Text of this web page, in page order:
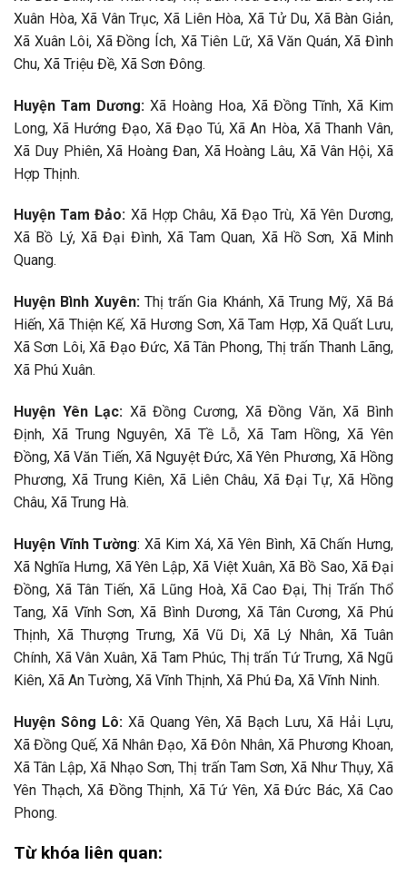
Xuân Hòa, Xã Vân Trục, Xã Liên Hòa, Xã Tử Du, Xã Bàn Giản,
Xã Xuân Lôi, Xã Đồng Ích, Xã Tiên Lữ, Xã Văn Quán, Xã Đình
Chu, Xã Triệu Đề, Xã Sơn Đông.
Huyện Tam Dương: Xã Hoàng Hoa, Xã Đồng Tĩnh, Xã Kim
Long, Xã Hướng Đạo, Xã Đạo Tú, Xã An Hòa, Xã Thanh Vân,
Xã Duy Phiên, Xã Hoàng Đan, Xã Hoàng Lâu, Xã Vân Hội, Xã
Hợp Thịnh.
Huyện Tam Đảo: Xã Hợp Châu, Xã Đạo Trù, Xã Yên Dương,
Xã Bồ Lý, Xã Đại Đình, Xã Tam Quan, Xã Hồ Sơn, Xã Minh
Quang.
Huyện Bình Xuyên:Thị trấn Gia Khánh, Xã Trung Mỹ, Xã Bá
Hiến, Xã Thiện Kế, Xã Hương Sơn, Xã Tam Hợp, Xã Quất Lưu,
Xã Sơn Lôi, Xã Đạo Đức, Xã Tân Phong, Thị trấn Thanh Lãng,
Xã Phú Xuân.
Huyện Yên Lạc: Xã Đồng Cương, Xã Đồng Văn, Xã Bình
Định, Xã Trung Nguyên, Xã Tề Lỗ, Xã Tam Hồng, Xã Yên
Đồng, Xã Văn Tiến, Xã Nguyệt Đức, Xã Yên Phương, Xã Hồng
Phương, Xã Trung Kiên, Xã Liên Châu, Xã Đại Tự, Xã Hồng
Châu, Xã Trung Hà.
Huyện Vĩnh Tường: Xã Kim Xá, Xã Yên Bình, Xã Chấn Hưng,
Xã Nghĩa Hưng, Xã Yên Lập, Xã Việt Xuân, Xã Bồ Sao, Xã Đại
Đồng, Xã Tân Tiến, Xã Lũng Hoà, Xã Cao Đại, Thị Trấn Thổ
Tang, Xã Vĩnh Sơn, Xã Bình Dương, Xã Tân Cương, Xã Phú
Thịnh, Xã Thượng Trưng, Xã Vũ Di, Xã Lý Nhân, Xã Tuân
Chính, Xã Vân Xuân, Xã Tam Phúc, Thị trấn Tứ Trưng, Xã Ngũ
Kiên, Xã An Tường, Xã Vĩnh Thịnh, Xã Phú Đa, Xã Vĩnh Ninh.
Huyện Sông Lô:Xã Quang Yên, Xã Bạch Lưu, Xã Hải Lựu,
Xã Đồng Quế, Xã Nhân Đạo, Xã Đôn Nhân, Xã Phương Khoan,
Xã Tân Lập, Xã Nhạo Sơn, Thị trấn Tam Sơn, Xã Như Thụy, Xã
Yên Thạch, Xã Đồng Thịnh, Xã Tứ Yên, Xã Đức Bác, Xã Cao
Phong.
Từ khóa liên quan: